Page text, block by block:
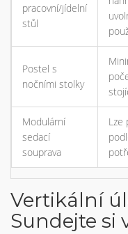
pracovní/jídelní
stůl
Postel s
nočními stolky
Modulární
sedací
souprava
Lze
Vertikální
Sundejte si